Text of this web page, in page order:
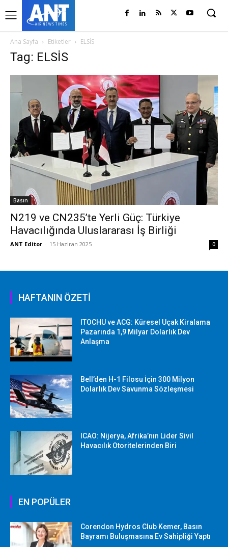
Ana Sayfa Etiketler ELSİS
Tag: ELSİS
Basın
N219 ve CN235’te Yerli Güç: Türkiye
Havacılığında Uluslararası İş Birliği
ANT Editor - 15 Haziran 2025 0
HAFTANIN ÖZETİ
ITOCHU ve ACG: Küresel Uçak Kiralama
Pazarında 1,9 Milyar Dolarlık Dev
Anlaşma
Bell’den H-1 Filosu İçin 300 Milyon
Dolarlık Dev Savunma Sözleşmesi
ICAO: Nijerya, Afrika’nın Lider Sivil
Havacılık Otoritelerinden Biri
EN POPÜLER
Corendon Hydros Club Kemer, Basın
Bayramı Buluşmasına Ev Sahipliği Yaptı